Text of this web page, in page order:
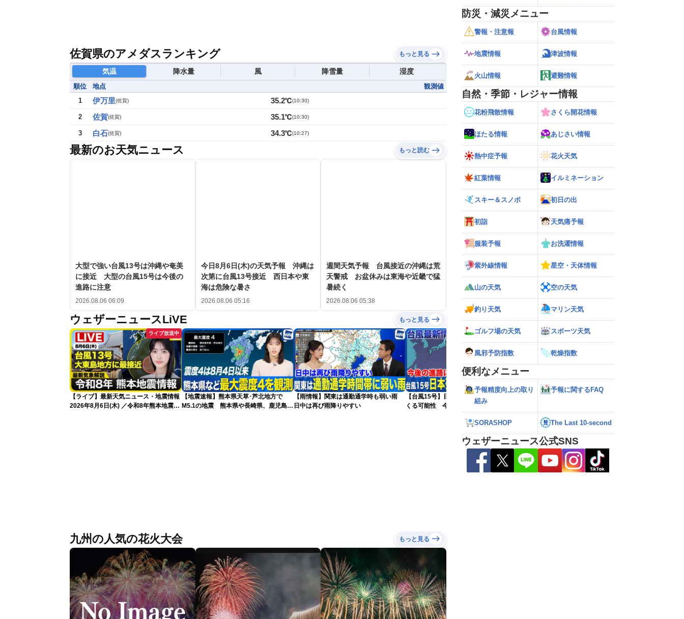
佐賀県のアメダスランキング もっと見る
気温 降水量 風 降雪量 湿度
順位 地点
観測値
1
伊万里(佐賀) 35.2℃(10:30)
2 佐賀(佐賀) 35.1℃(10:30)
3 白石(佐賀) 34.3℃(10:27)
最新のお天気ニュース もっと読む
大型で強い台風13号は沖縄や奄美
に接近 大型の台風15号は今後の
進路に注意
2026.08.06 06:09
今日8月6日(木)の天気予報 沖縄は
次第に台風13号接近 西日本や東
海は危険な暑さ
2026.08.06 05:16
週間天気予報 台風接近の沖縄は荒
天警戒 お盆休みは東海や近畿で猛
暑続く
2026.08.06 05:38
ウェザーニュースLiVE もっと見る
ライブ放送中
【ライブ】最新天気ニュース・地震情報
2026年8月6日(木) ／令和8年熊本地震情
【地震速報】熊本県天草･芦北地方で
M5.1の地震 熊本県や長崎県、鹿児島県
【雨情報】関東は通勤通学時も弱い雨
日中は再び雨降りやすい
【台風15号】日本の東の海上に近づいて
くる可能性 今後の進路に注意（6日3時
【台風13号】沖縄・大東島地方に接近
九州の人気の花火大会 もっと見る
防災・減災メニュー
警報・注意報 台風情報
地震情報 津波情報
火山情報 避難情報
自然・季節・レジャー情報
花粉飛散情報 さくら開花情報
ほたる情報 あじさい情報
熱中症予報 花火天気
紅葉情報 イルミネーション
スキー＆スノボ 初日の出
初詣 天気痛予報
服装予報 お洗濯情報
紫外線情報 星空・天体情報
山の天気 空の天気
釣り天気 マリン天気
ゴルフ場の天気 スポーツ天気
風邪予防指数 乾燥指数
便利なメニュー
予報精度向上の取り
組み
予報に関するFAQ
SORASHOP The Last 10-second
ウェザーニュース公式SNS